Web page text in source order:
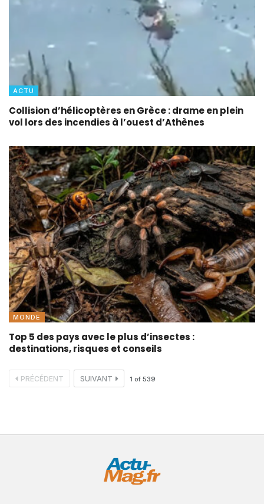
ACTU
Collision d’hélicoptères en Grèce : drame en plein
vol lors des incendies à l’ouest d’Athènes
MONDE
Top 5 des pays avec le plus d’insectes :
destinations, risques et conseils
PRÉCÉDENT SUIVANT 1 of 539